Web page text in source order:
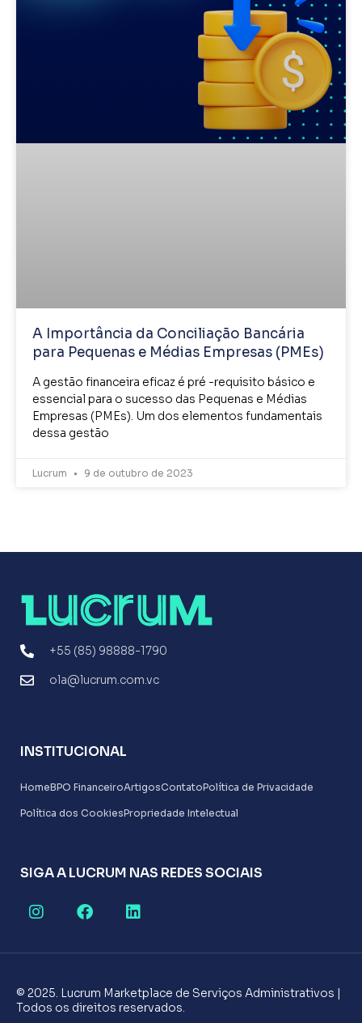
A Importância da Conciliação Bancária
para Pequenas e Médias Empresas (PMEs)
A gestão financeira eficaz é pré -requisito básico e
essencial para o sucesso das Pequenas e Médias
Empresas (PMEs). Um dos elementos fundamentais
dessa gestão
Lucrum 9 de outubro de 2023
+55 (85) 98888-1790
ola@lucrum.com.vc
INSTITUCIONAL
HomeBPO FinanceiroArtigosContatoPolítica de Privacidade
Política dos CookiesPropriedade Intelectual
SIGA A LUCRUM NAS REDES SOCIAIS
© 2025. Lucrum Marketplace de Serviços Administrativos |
Todos os direitos reservados.